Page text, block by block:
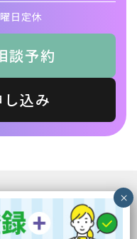
日定休
談予約
込み